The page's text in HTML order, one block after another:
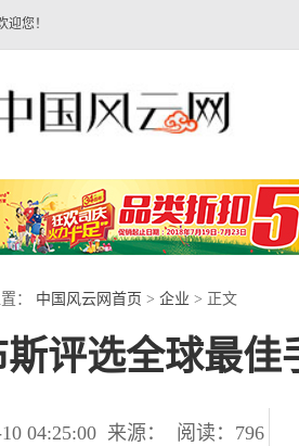
迎您！
： 中国风云网首页 > 企业 > 正文
评选全球最佳
04:25:00 来源： 阅读：796